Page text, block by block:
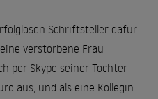
Schriftsteller dafür
verstorbene Frau
per Skype seiner Tochter
aus, und als eine Kollegin